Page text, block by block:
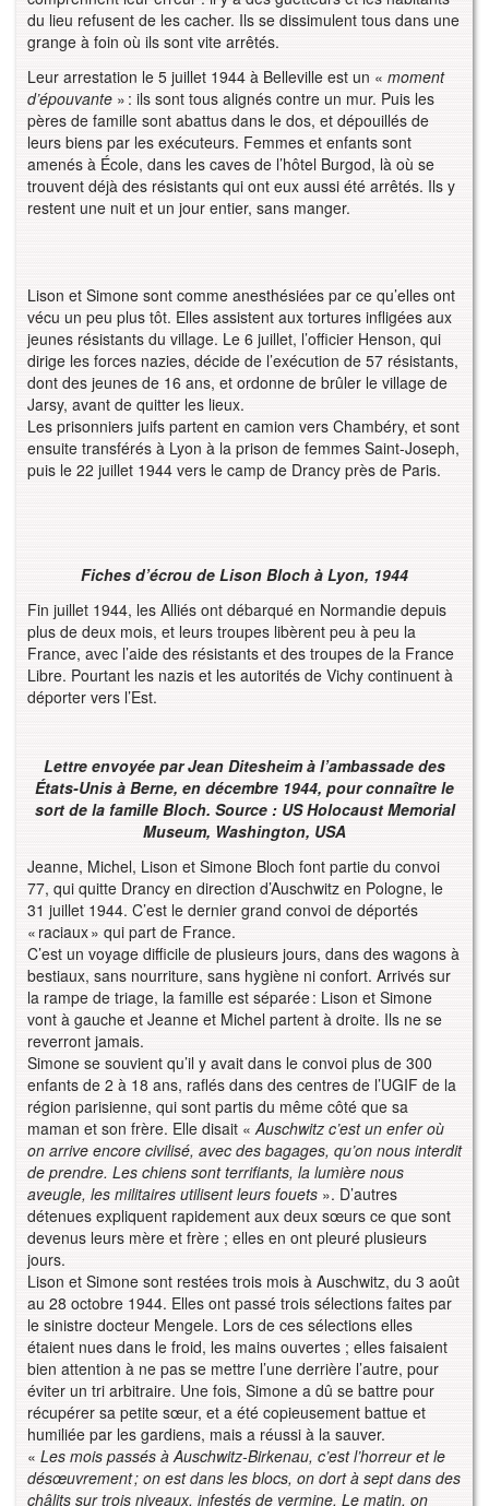
du lieu refusent de les cacher. Ils se dissimulent tous dans une
grange à foin où ils sont vite arrêtés.
Leur arrestation le 5 juillet 1944 à Belleville est un « moment
d’épouvante » : ils sont tous alignés contre un mur. Puis les
pères de famille sont abattus dans le dos, et dépouillés de
leurs biens par les exécuteurs. Femmes et enfants sont
amenés à École, dans les caves de l’hôtel Burgod, là où se
trouvent déjà des résistants qui ont eux aussi été arrêtés. Ils y
restent une nuit et un jour entier, sans manger.
Lison et Simone sont comme anesthésiées par ce qu’elles ont
vécu un peu plus tôt. Elles assistent aux tortures infligées aux
jeunes résistants du village. Le 6 juillet, l’officier Henson, qui
dirige les forces nazies, décide de l’exécution de 57 résistants,
dont des jeunes de 16 ans, et ordonne de brûler le village de
Jarsy, avant de quitter les lieux.
Les prisonniers juifs partent en camion vers Chambéry, et sont
ensuite transférés à Lyon à la prison de femmes Saint-Joseph,
puis le 22 juillet 1944 vers le camp de Drancy près de Paris.
Fiches d’écrou de Lison Bloch à Lyon, 1944
Fin juillet 1944, les Alliés ont débarqué en Normandie depuis
plus de deux mois, et leurs troupes libèrent peu à peu la
France, avec l’aide des résistants et des troupes de la France
Libre. Pourtant les nazis et les autorités de Vichy continuent à
déporter vers l’Est.
Lettre envoyée par Jean Ditesheim à l’ambassade des
États-Unis à Berne, en décembre 1944, pour connaître le
sort de la famille Bloch. Source : US Holocaust Memorial
Museum, Washington, USA
Jeanne, Michel, Lison et Simone Bloch font partie du convoi
77, qui quitte Drancy en direction d’Auschwitz en Pologne, le
31 juillet 1944. C’est le dernier grand convoi de déportés
« raciaux » qui part de France.
C’est un voyage difficile de plusieurs jours, dans des wagons à
bestiaux, sans nourriture, sans hygiène ni confort. Arrivés sur
la rampe de triage, la famille est séparée : Lison et Simone
vont à gauche et Jeanne et Michel partent à droite. Ils ne se
reverront jamais.
Simone se souvient qu’il y avait dans le convoi plus de 300
enfants de 2 à 18 ans, raflés dans des centres de l’UGIF de la
région parisienne, qui sont partis du même côté que sa
maman et son frère. Elle disait «Auschwitz c’est un enfer où
on arrive encore civilisé, avec des bagages, qu’on nous interdit
de prendre. Les chiens sont terrifiants, la lumière nous
aveugle, les militaires utilisent leurs fouets ». D’autres
détenues expliquent rapidement aux deux sœurs ce que sont
devenus leurs mère et frère ; elles en ont pleuré plusieurs
jours.
Lison et Simone sont restées trois mois à Auschwitz, du 3 août
au 28 octobre 1944. Elles ont passé trois sélections faites par
le sinistre docteur Mengele. Lors de ces sélections elles
étaient nues dans le froid, les mains ouvertes ; elles faisaient
bien attention à ne pas se mettre l’une derrière l’autre, pour
éviter un tri arbitraire. Une fois, Simone a dû se battre pour
récupérer sa petite sœur, et a été copieusement battue et
humiliée par les gardiens, mais a réussi à la sauver.
« Les mois passés à Auschwitz-Birkenau, c’est l’horreur et le
désœuvrement ; on est dans les blocs, on dort à sept dans des
châlits sur trois niveaux, infestés de vermine. Le matin, on